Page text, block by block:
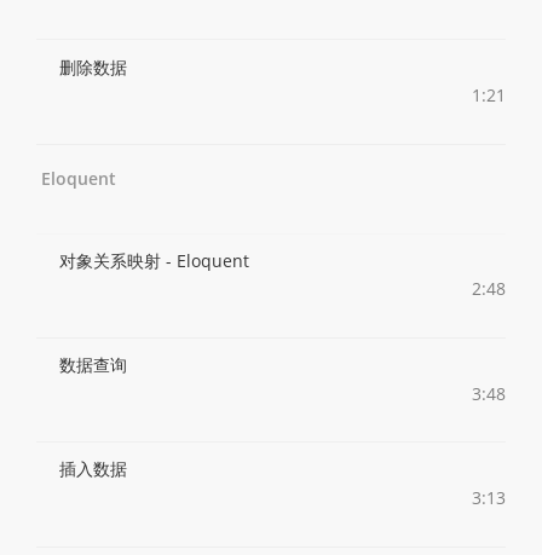
删除数据
1:21
Eloquent
对象关系映射 - Eloquent
2:48
数据查询
3:48
插入数据
3:13